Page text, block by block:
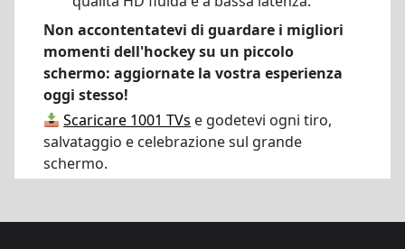
Non accontentatevi di guardare i migliori
momenti dell'hockey su un piccolo
schermo: aggiornate la vostra esperienza
oggi stesso!
Scaricare 1001 TVs e godetevi ogni tiro,
salvataggio e celebrazione sul grande
schermo.